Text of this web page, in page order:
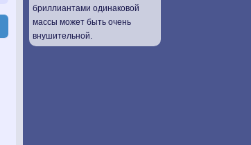
бриллиантами одинаковой
массы может быть очень
внушительной.